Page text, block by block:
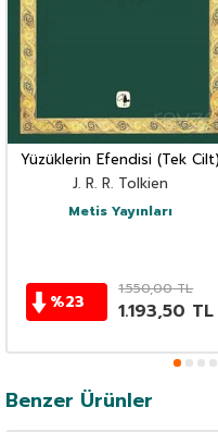
Yüzüklerin Efendisi (Tek Cilt)
J. R. R. Tolkien
Metis Yayınları
%23
1.550,00TL
1.193,50 TL
Benzer Ürünler